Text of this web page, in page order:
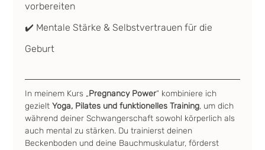
vorbereiten
✔️ Mentale Stärke & Selbstvertrauen für die
Geburt
In meinem Kurs „Pregnancy Power“ kombiniere ich
gezielt Yoga, Pilates und funktionelles Training, um dich
während deiner Schwangerschaft sowohl körperlich als
auch mental zu stärken. Du trainierst deinen
Beckenboden und deine Bauchmuskulatur, förderst